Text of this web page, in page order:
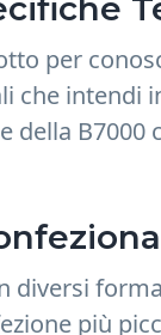
per
che intendi
della
diversi
più